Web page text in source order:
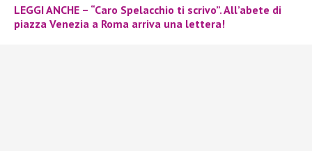
LEGGI ANCHE – “Caro Spelacchio ti scrivo”. All’abete di
piazza Venezia a Roma arriva una lettera!